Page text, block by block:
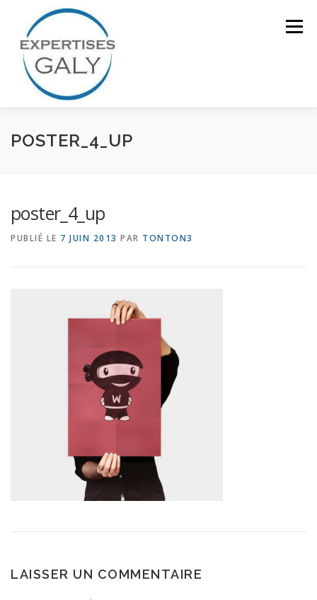
contenu
Menu
ACCUEIL NOTRE EXPERTISE
POSTER_4_UP
poster_4_up
PUBLIÉ LE 7 JUIN 2013 PAR TONTON3
LAISSER UN COMMENTAIRE